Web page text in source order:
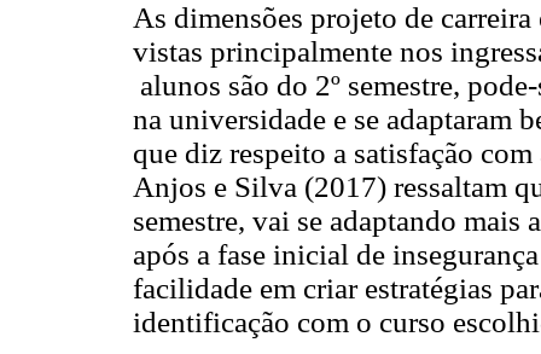
As dimensões projeto de
vistas principalmente nos
alunos são do 2º semestre,
na universidade e se adaptaram
que diz respeito a satisfação
Anjos e Silva (2017) ressaltam
semestre, vai se adaptando mais
após a fase inicial de
facilidade em criar estratégias
identificação com o curso